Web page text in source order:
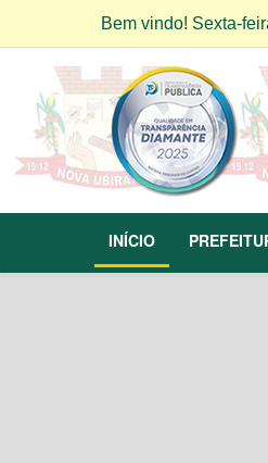
Bem vindo! Sexta-
INÍCIO